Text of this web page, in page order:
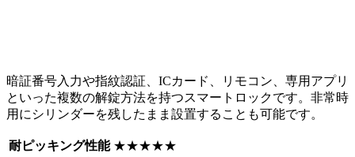
暗証番号入力や指紋認証、ICカード、リモコン、専用アプリ
といった複数の解錠方法を持つスマートロックです。非常時
用にシリンダーを残したまま設置することも可能です。
耐ピッキング性能 ★★★★★